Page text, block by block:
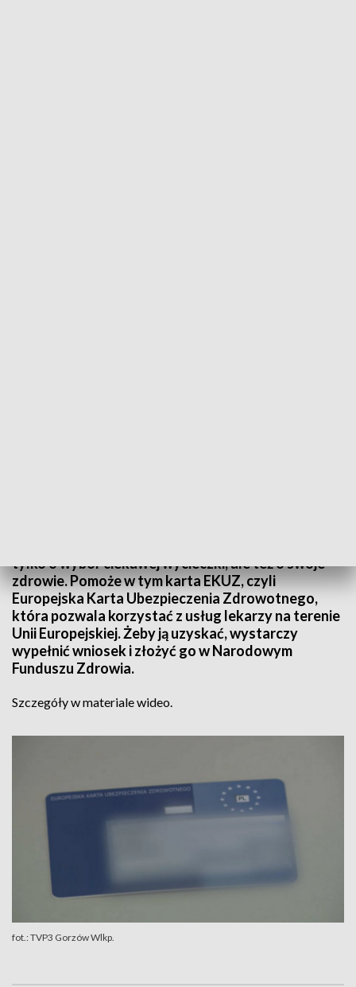
tylko o wybór ciekawej wycieczki, ale też o swoje
zdrowie. Pomoże w tym karta EKUZ, czyli
Europejska Karta Ubezpieczenia Zdrowotnego,
która pozwala korzystać z usług lekarzy na terenie
Unii Europejskiej. Żeby ją uzyskać, wystarczy
wypełnić wniosek i złożyć go w Narodowym
Funduszu Zdrowia.
Szczegóły w materiale wideo.
fot.: TVP3 Gorzów Wlkp.